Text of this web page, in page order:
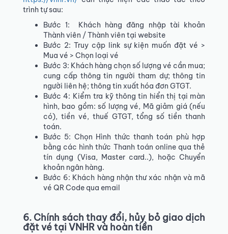
trình tự sau:
Bước 1: Khách hàng đăng nhập tài khoản
Thành viên / Thành viên tại website
Bước 2: Truy cập link sự kiện muốn đặt vé >
Mua vé > Chọn loại vé
Bước 3: Khách hàng chọn số lượng vé cần mua;
cung cấp thông tin người tham dự; thông tin
người liên hệ; thông tin xuất hóa đơn GTGT.
Bước 4: Kiểm tra kỹ thông tin hiển thị tại màn
hình, bao gồm: số lượng vé, Mã giảm giá (nếu
có), tiền vé, thuế GTGT, tổng số tiền thanh
toán.
Bước 5: Chọn Hình thức thanh toán phù hợp
bằng các hình thức Thanh toán online qua thẻ
tín dụng (Visa, Master card..), hoặc Chuyển
khoản ngân hàng.
Bước 6: Khách hàng nhận thư xác nhận và mã
vé QR Code qua email
6. Chính sách thay đổi, hủy bỏ giao dịch
đặt vé tại VNHR và hoàn tiền